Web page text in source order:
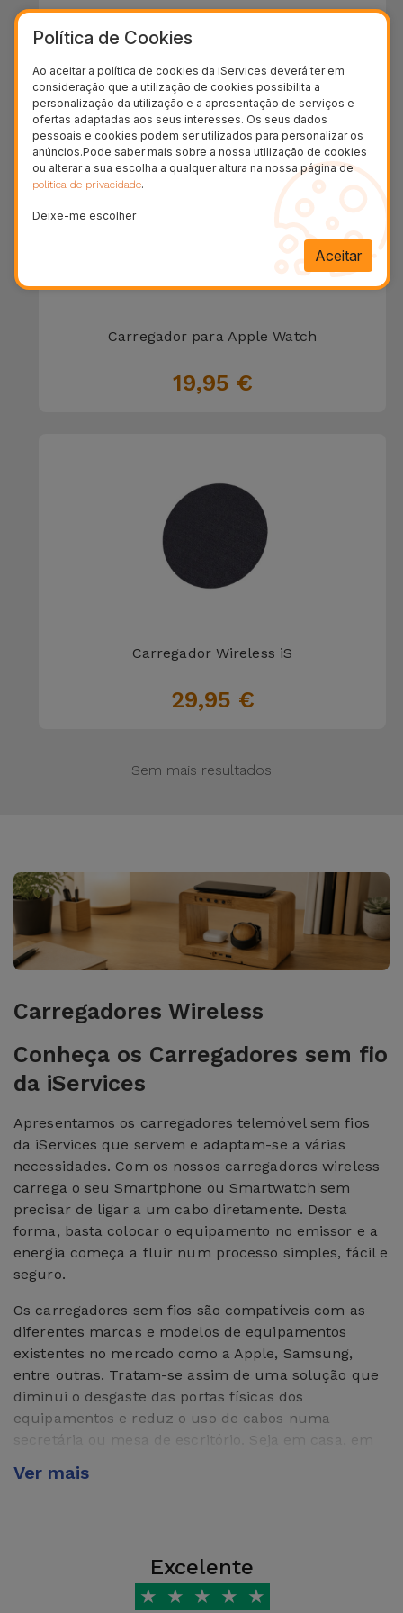
39,95 €
Carregador para Apple Watch
19,95 €
Carregador Wireless iS
29,95 €
Sem mais resultados
Carregadores Wireless
Conheça os Carregadores sem fio
da iServices
Apresentamos os carregadores telemóvel sem fios
da iServices que servem e adaptam-se a várias
necessidades. Com os nossos carregadores wireless
carrega o seu Smartphone ou Smartwatch sem
precisar de ligar a um cabo diretamente. Desta
forma, basta colocar o equipamento no emissor e a
energia começa a fluir num processo simples, fácil e
seguro.
Os carregadores sem fios são compatíveis com as
diferentes marcas e modelos de equipamentos
existentes no mercado como a Apple, Samsung,
entre outras. Tratam-se assim de uma solução que
diminui o desgaste das portas físicas dos
equipamentos e reduz o uso de cabos numa
secretária ou mesa de escritório. Seja em casa, em
iServices são uma opção prática e versátil para o
Um carregador sem fios trata-se de um
equipamento que assegura carregar um dispositivo
Ver mais
Excelente
★ ★ ★ ★ ★
Política de Cookies
Ao aceitar a política de cookies da iServices deverá ter em
consideração que a utilização de cookies possibilita a
personalização da utilização e a apresentação de serviços e
ofertas adaptadas aos seus interesses. Os seus dados
pessoais e cookies podem ser utilizados para personalizar os
anúncios.Pode saber mais sobre a nossa utilização de cookies
ou alterar a sua escolha a qualquer altura na nossa página de
política de privacidade.
Deixe-me escolher
Aceitar